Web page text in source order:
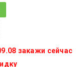
закажи сейчас